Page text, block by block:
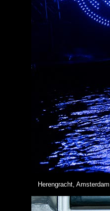
Herengracht,